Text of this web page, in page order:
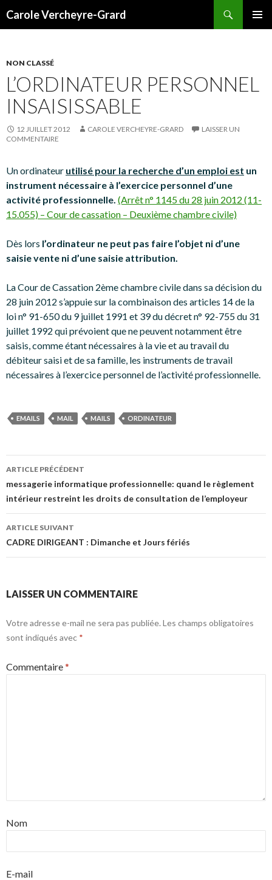
Carole Vercheyre-Grard
NON CLASSÉ
L’ORDINATEUR PERSONNEL
INSAISISSABLE
12 JUILLET 2012 CAROLE VERCHEYRE-GRARD
LAISSER UN
COMMENTAIRE
Un ordinateur utilisé pour la recherche d’un emploi est un
instrument nécessaire à l’exercice personnel d’une
activité professionnelle. (Arrêt n° 1145 du 28 juin 2012 (11-
15.055) – Cour de cassation – Deuxième chambre civile)
Dès lors l’ordinateur ne peut pas faire l’objet ni d’une
saisie vente ni d’une saisie attribution.
La Cour de Cassation 2ème chambre civile dans sa décision du
28 juin 2012 s’appuie sur la combinaison des articles 14 de la
loi n° 91-650 du 9 juillet 1991 et 39 du décret n° 92-755 du 31
juillet 1992 qui prévoient que ne peuvent notamment être
saisis, comme étant nécessaires à la vie et au travail du
débiteur saisi et de sa famille, les instruments de travail
nécessaires à l’exercice personnel de l’activité professionnelle.
EMAILS MAIL MAILS ORDINATEUR
Navigation
des
articles
ARTICLE PRÉCÉDENT
messagerie informatique professionnelle: quand le règlement
intérieur restreint les droits de consultation de l’employeur
ARTICLE SUIVANT
CADRE DIRIGEANT : Dimanche et Jours fériés
LAISSER UN COMMENTAIRE
Votre adresse e-mail ne sera pas publiée. Les champs obligatoires
sont indiqués avec *
Commentaire*
Nom
E-mail